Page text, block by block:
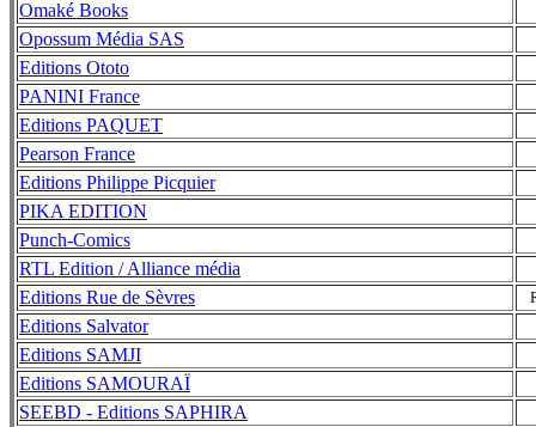
Omaké Books
Opossum Média SAS
Editions Ototo
PANINI France
Editions PAQUET
Pearson France
Editions Philippe Picquier
PIKA EDITION
Punch-Comics
RTL Edition / Alliance média
Editions Rue de Sèvres
Editions Salvator
Editions SAMJI
Editions SAMOURAÏ
SEEBD - Editions SAPHIRA